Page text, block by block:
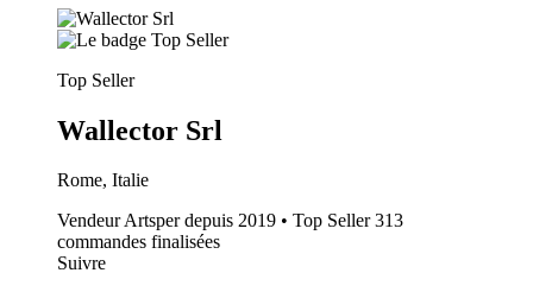
Top Seller
Wallector Srl
Rome, Italie
Vendeur Artsper depuis 2019 • Top Seller313
commandes finalisées
Suivre